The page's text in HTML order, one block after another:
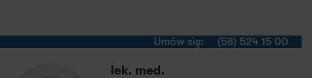
Umów się: (58) 524 15 00
lek. med.